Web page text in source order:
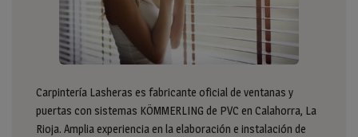
Carpintería Lasheras es fabricante oficial de ventanas y
puertas con sistemas KÖMMERLING de PVC en Calahorra, La
Rioja. Amplia experiencia en la elaboración e instalación de